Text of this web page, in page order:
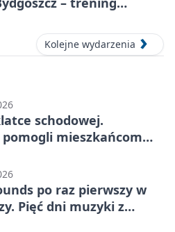
Kolejne wydarzenia
schodowej.
pomogli mieszkańcom
po raz pierwszy w
Pięć dni muzyki z